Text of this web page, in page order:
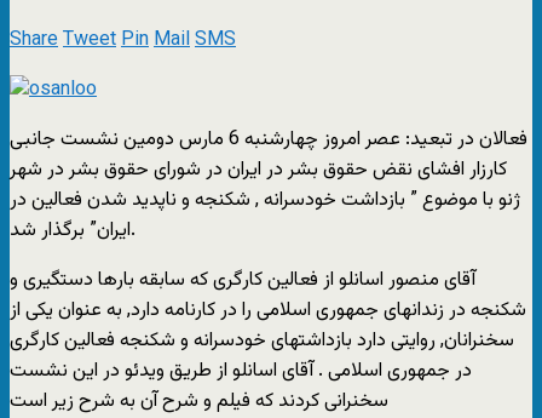
ShareTweetPinMailSMS
فعالان در تبعید: عصر امروز چهارشنبه 6 مارس دومین نشست جانبی
کارزار افشای نقض حقوق بشر در ایران در شورای حقوق بشر در شهر
ژنو با موضوع ” بازداشت خودسرانه , شکنجه و ناپدید شدن فعالین در
ایران” برگذار شد.
آقای منصور اسانلو از فعالین کارگری که سابقه بارها دستگیری و
شکنجه در زندانهای جمهوری اسلامی را در کارنامه دارد, به عنوان یکی از
سخنرانان, روایتی دارد بازداشتهای خودسرانه و شکنجه فعالین کارگری
در جمهوری اسلامی . آقای اسانلو از طریق ویدئو در این نشست
سخنرانی کردند که فیلم و شرح آن به شرح زیر است